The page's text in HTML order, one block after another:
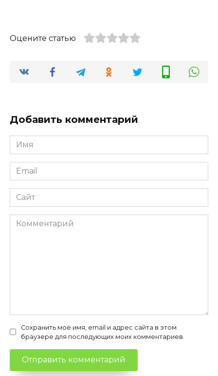
Оцените статью
Добавить комментарий
Имя
*
Email
*
Сайт
Комментарий
Сохранить моё имя, email и адрес сайта в этом
браузере для последующих моих комментариев.